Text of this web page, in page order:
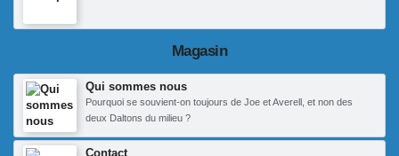
Magasin
Qui sommes nous
Pourquoi se souvient-on toujours de Joe et Averell, et non des
deux Daltons du milieu ?
Contact